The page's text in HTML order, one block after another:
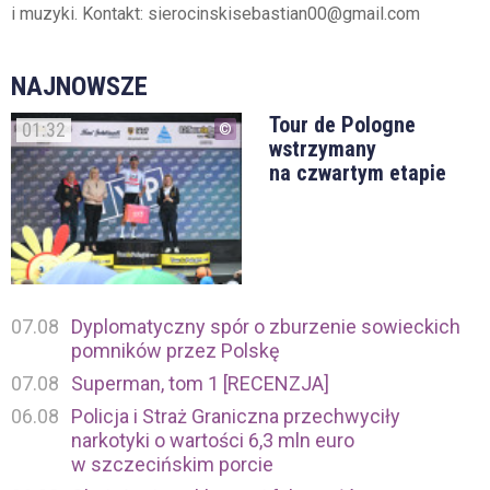
i muzyki. Kontakt: sierocinskisebastian00@gmail.com
NAJNOWSZE
01:32
Tour de Pologne
wstrzymany
na czwartym etapie
07.08
Dyplomatyczny spór o zburzenie sowieckich
pomników przez Polskę
07.08
Superman, tom 1 [RECENZJA]
06.08
Policja i Straż Graniczna przechwyciły
narkotyki o wartości 6,3 mln euro
w szczecińskim porcie